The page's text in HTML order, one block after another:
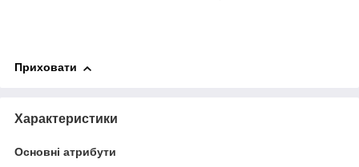
Приховати
Характеристики
Основні атрибути